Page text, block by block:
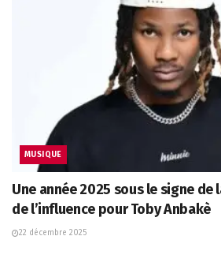
MUSIQUE
Une année 2025 sous le signe
de l’influence pour Toby Anbakè
22 décembre 2025